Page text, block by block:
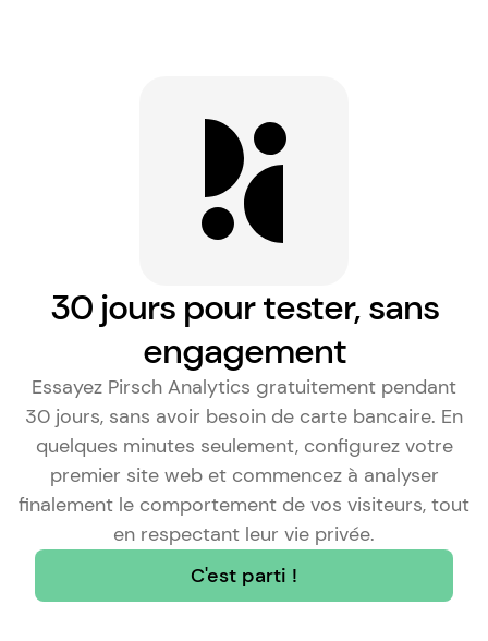
30 jours pour tester, sans
engagement
Essayez Pirsch Analytics gratuitement pendant
30 jours, sans avoir besoin de carte bancaire. En
quelques minutes seulement, configurez votre
premier site web et commencez à analyser
finalement le comportement de vos visiteurs, tout
en respectant leur vie privée.
C'est parti !